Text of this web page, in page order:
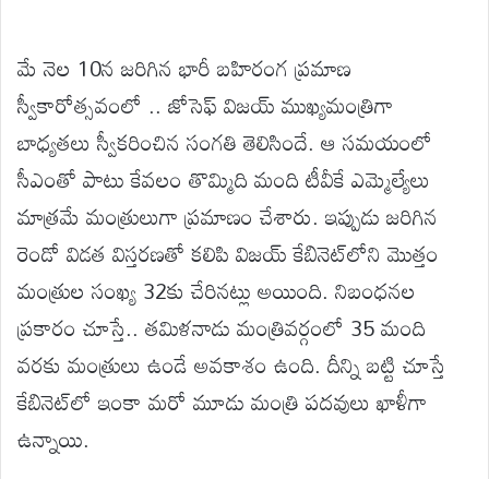
మే నెల 10న జరిగిన భారీ బహిరంగ ప్రమాణ
స్వీకారోత్సవంలో .. జోసెఫ్ విజయ్ ముఖ్యమంత్రిగా
బాధ్యతలు స్వీకరించిన సంగతి తెలిసిందే. ఆ సమయంలో
సీఎంతో పాటు కేవలం తొమ్మిది మంది టీవీకే ఎమ్మెల్యేలు
మాత్రమే మంత్రులుగా ప్రమాణం చేశారు. ఇప్పుడు జరిగిన
రెండో విడత విస్తరణతో కలిపి విజయ్ కేబినెట్‌లోని మొత్తం
మంత్రుల సంఖ్య 32కు చేరినట్లు అయింది. నిబంధనల
ప్రకారం చూస్తే.. తమిళనాడు మంత్రివర్గంలో 35 మంది
వరకు మంత్రులు ఉండే అవకాశం ఉంది. దీన్ని బట్టి చూస్తే
కేబినెట్‌లో ఇంకా మరో మూడు మంత్రి పదవులు ఖాళీగా
ఉన్నాయి.